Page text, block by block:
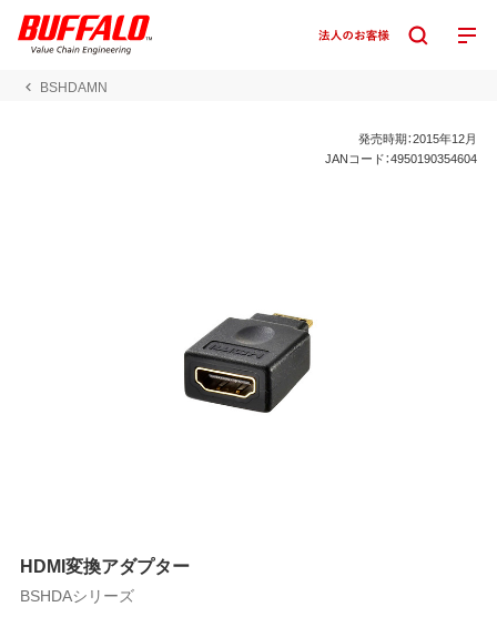
BSHDAMN
発売時期：2015年12月
JANコード：4950190354604
HDMI変換アダプター
BSHDAシリーズ